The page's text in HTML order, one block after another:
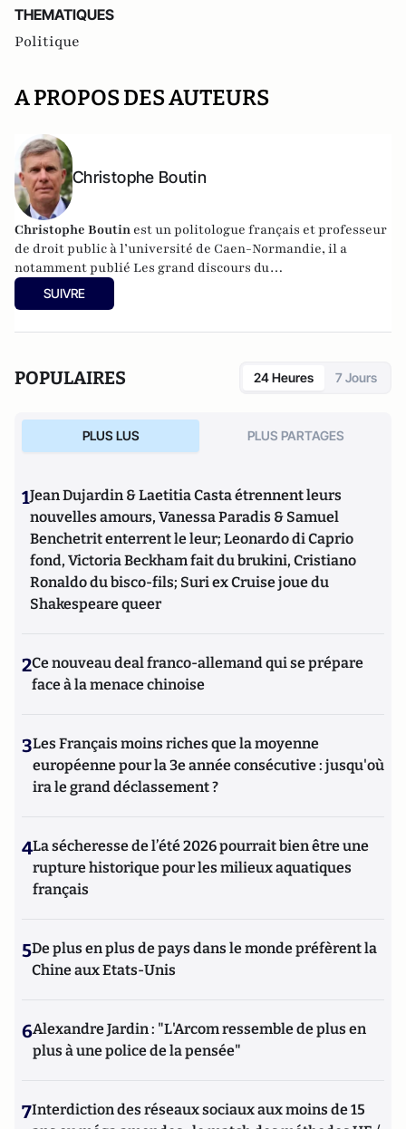
THEMATIQUES
Politique
A PROPOS DES AUTEURS
Christophe Boutin
Christophe Boutin est un politologue français et professeur
de droit public à l’université de Caen-Normandie, il a
notamment publié Les grand discours du
XXe siècle(Flammarion 2009) et co-dirigé
du conservatisme
SUIVRE
POPULAIRES 24 Heures 7 Jours
PLUS LUS PLUS PARTAGES
1Jean Dujardin & Laetitia Casta étrennent leurs
nouvelles amours, Vanessa Paradis & Samuel
Benchetrit enterrent le leur; Leonardo di Caprio
fond, Victoria Beckham fait du brukini, Cristiano
Ronaldo du bisco-fils; Suri ex Cruise joue du
Shakespeare queer
2Ce nouveau deal franco-allemand qui se prépare
face à la menace chinoise
3Les Français moins riches que la moyenne
européenne pour la 3e année consécutive : jusqu'où
ira le grand déclassement ?
4La sécheresse de l’été 2026 pourrait bien être une
rupture historique pour les milieux aquatiques
français
5De plus en plus de pays dans le monde préfèrent la
Chine aux Etats-Unis
6Alexandre Jardin : "L'Arcom ressemble de plus en
plus à une police de la pensée"
7Interdiction des réseaux sociaux aux moins de 15